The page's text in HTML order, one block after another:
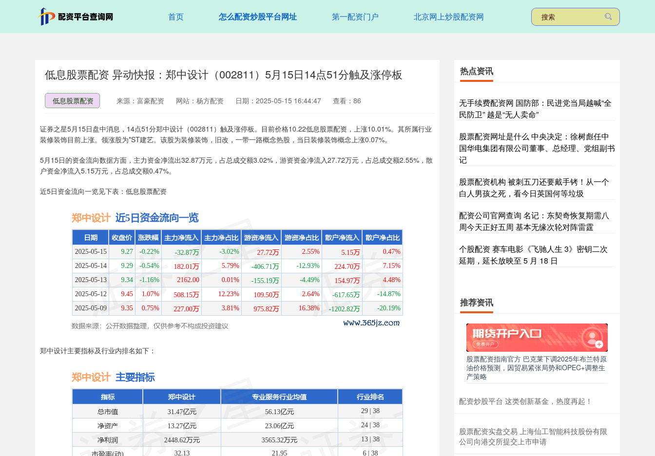
首页 怎么配资炒股平台网址 第一配资门户 北京网上炒股配资网
低息股票配资 异动快报：郑中设计（002811）5月15日14点51分触及涨停板
低息股票配资 来源：富豪配资 网站：杨方配资 日期：2025-05-15 16:44:47 查看：86
证券之星5月15日盘中消息，14点51分郑中设计（002811）触及涨停板。目前价格10.22低息股票配资，上涨10.01%。其所属行业
装修装饰目前上涨。领涨股为*ST建艺。该股为装修装饰，旧改，一带一路概念热股，当日装修装饰概念上涨0.07%。
5月15日的资金流向数据方面，主力资金净流出32.87万元，占总成交额3.02%，游资资金净流入27.72万元，占总成交额2.55%，散
户资金净流入5.15万元，占总成交额0.47%。
近5日资金流向一览见下表：低息股票配资
郑中设计主要指标及行业内排名如下：
热点资讯
无手续费配资网 国防部：民进党当局越喊“全
民防卫” 越是“无人卖命”
股票配资网址是什么 中央决定：徐树彪任中
国华电集团有限公司董事、总经理、党组副书
记
股票配资机构 被刺五刀还要戴手铐！从一个
白人男孩之死，看今日英国何等垃圾
配资公司官网查询 名记：东契奇恢复期需八
周今天正好五周 基本无缘次轮对阵雷霆
个股配资 赛车电影《飞驰人生 3》密钥二次
延期，延长放映至 5 月 18 日
推荐资讯
股票配资指南官方 巴克莱下调2025年布兰特原
油价格预测，因贸易紧张局势和OPEC+调整生
产策略
配资炒股平台 这类创新基金，热度再起！
股票配资实盘交易 上海仙工智能科技股份有限
公司向港交所提交上市申请